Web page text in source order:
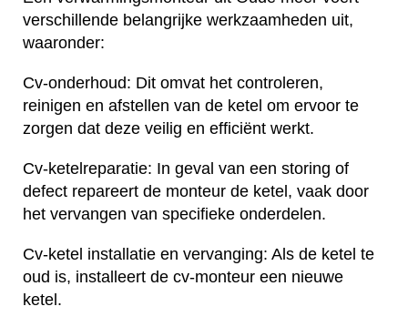
verschillende belangrijke werkzaamheden uit,
waaronder:
Cv-onderhoud: Dit omvat het controleren,
reinigen en afstellen van de ketel om ervoor te
zorgen dat deze veilig en efficiënt werkt.
Cv-ketelreparatie: In geval van een storing of
defect repareert de monteur de ketel, vaak door
het vervangen van specifieke onderdelen.
Cv-ketel installatie en vervanging: Als de ketel te
oud is, installeert de cv-monteur een nieuwe
ketel.